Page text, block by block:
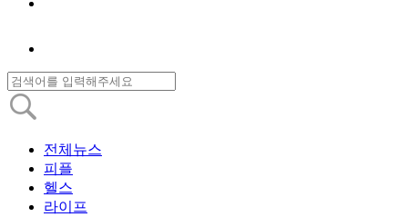
전체뉴스
피플
헬스
라이프